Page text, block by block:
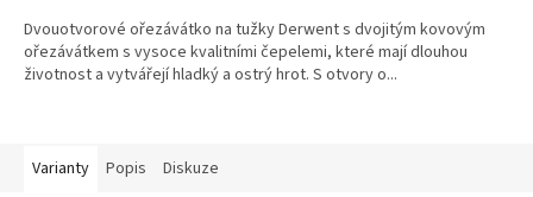
Dvouotvorové ořezávátko na tužky Derwent s dvojitým kovovým
ořezávátkem s vysoce kvalitními čepelemi, které mají dlouhou
životnost a vytvářejí hladký a ostrý hrot. S otvory o...
Varianty Popis Diskuze